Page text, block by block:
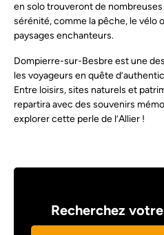
en solo trouveront de
sérénité, comme la pêche, le vélo
paysages enchanteurs.
Dompierre-sur-Besbre est une
les voyageurs en quête
Entre loisirs, sites naturels et
repartira avec des souvenirs
explorer cette perle de l’Allier !
Recherchez